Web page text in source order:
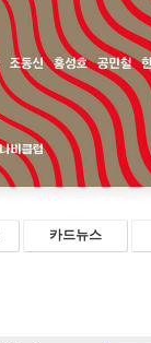
카드뉴스